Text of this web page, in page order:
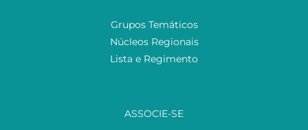
Grupos Temáticos
Núcleos Regionais
Lista e Regimento
ASSOCIE-SE